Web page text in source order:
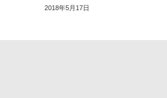
2018年5月17日